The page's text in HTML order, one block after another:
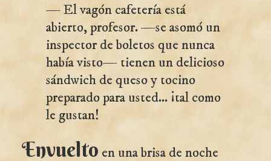
— El vagón cafetería está
abierto, profesor. —se asomó un
inspector de boletos que nunca
había visto— tienen un delicioso
sándwich de queso y tocino
preparado para usted... ¡tal como
le gustan!
Envuelto en una brisa de noche